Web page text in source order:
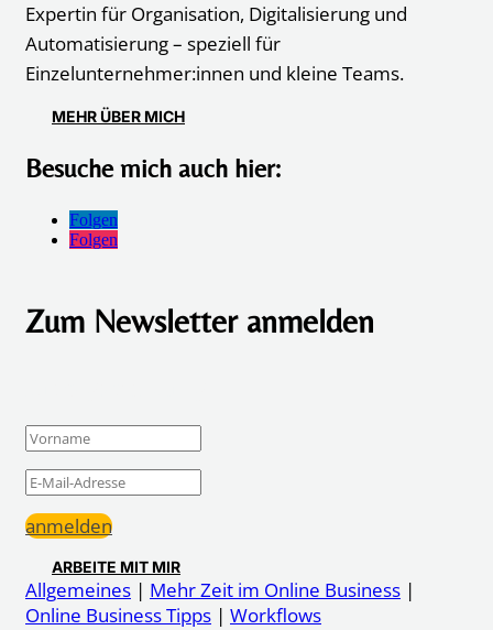
Expertin für Organisation, Digitalisierung und
Automatisierung – speziell für
Einzelunternehmer:innen und kleine Teams.
MEHR ÜBER MICH
Besuche mich auch hier:
Folgen
Folgen
Zum Newsletter anmelden
anmelden
ARBEITE MIT MIR
Allgemeines | Mehr Zeit im Online Business |
Online Business Tipps | Workflows